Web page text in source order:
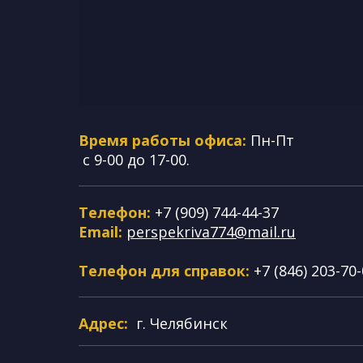
Время работы офиса: Пн-Пт
с 9-00 до 17-00.
Телефон: +7 (909) 744-44-37
Email: perspekriva774@mail.ru
Телефон для справок: +7 (846) 203-
Адрес: г. Челябинск